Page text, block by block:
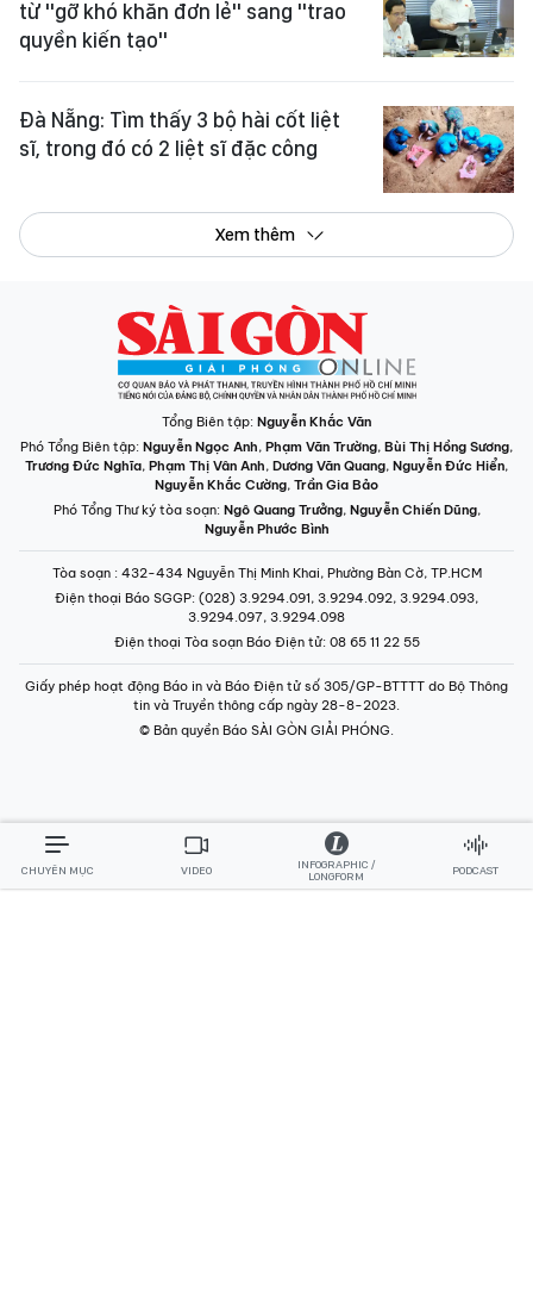
từ "gỡ khó khăn đơn lẻ" sang "trao
quyền kiến tạo"
Đà Nẵng: Tìm thấy 3 bộ hài cốt liệt
sĩ, trong đó có 2 liệt sĩ đặc công
Xem thêm
Tổng Biên tập: Nguyễn Khắc Văn
Phó Tổng Biên tập: Nguyễn Ngọc Anh, Phạm Văn Trường, Bùi Thị Hồng Sương,
Trương Đức Nghĩa, Phạm Thị Vân Anh, Dương Văn Quang, Nguyễn Đức Hiển,
Nguyễn Khắc Cường, Trần Gia Bảo
Phó Tổng Thư ký tòa soạn: Ngô Quang Trưởng, Nguyễn Chiến Dũng,
Nguyễn Phước Bình
Tòa soạn : 432-434 Nguyễn Thị Minh Khai, Phường Bàn Cờ, TP.HCM
Điện thoại Báo SGGP: (028) 3.9294.091, 3.9294.092, 3.9294.093,
3.9294.097, 3.9294.098
Điện thoại Tòa soạn Báo Điện tử: 08 65 11 22 55
Giấy phép hoạt động Báo in và Báo Điện tử số 305/GP-BTTTT do Bộ Thông
tin và Truyền thông cấp ngày 28-8-2023.
© Bản quyền Báo SÀI GÒN GIẢI PHÓNG.
CHUYÊN MỤC VIDEO
INFOGRAPHIC /
LONGFORM
PODCAST